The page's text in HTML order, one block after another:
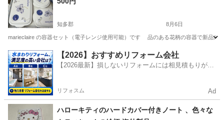
知多郡 8月6日
marieclaire の容器セット（電子レンジ使用可能）です 品のある花柄の容器で新品未
愛知 知多郡 家庭用品
【2026】おすすめリフォーム会社
【2026最新】損しないリフォームには相見積もりが不
リフォスム Ad
ハローキティのハードカバー付きノート 、色々な